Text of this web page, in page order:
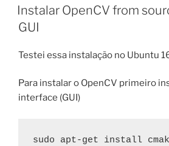
EM
Instalar OpenCV from
GUI
Testei essa instalação no Ubuntu
Para instalar o OpenCV primeiro
interface (GUI)
sudo apt-get install